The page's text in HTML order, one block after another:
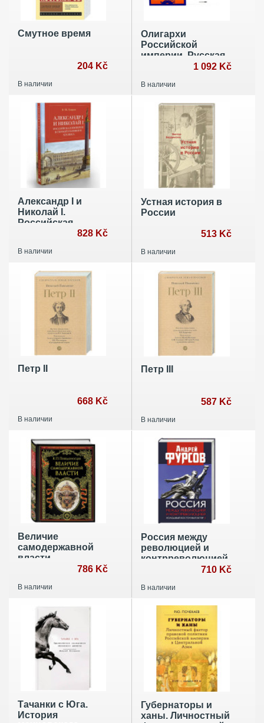
Смутное время
204 Kč
В наличии
Олигархи
Российской
империи. Русская
промышленная
(комплект из 2-х
1 092 Kč
В наличии
Александр I и
Николай I.
Российская
империя в первой
828 Kč
В наличии
Устная история в
России
513 Kč
В наличии
Петр II
668 Kč
В наличии
Петр III
587 Kč
В наличии
Величие
самодержавной
власти
786 Kč
В наличии
Россия между
революцией и
контрреволюцией.
710 Kč
В наличии
Тачанки с Юга.
История
Губернаторы и
ханы. Личностный